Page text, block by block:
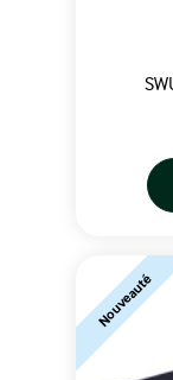
Nouveauté